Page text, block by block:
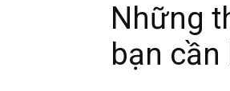
Những
bạn cần